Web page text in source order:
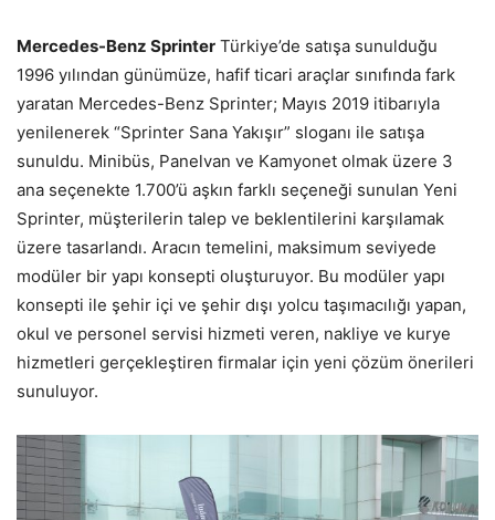
Mercedes-Benz Sprinter Türkiye’de satışa sunulduğu
1996 yılından günümüze, hafif ticari araçlar sınıfında fark
yaratan Mercedes-Benz Sprinter; Mayıs 2019 itibarıyla
yenilenerek “Sprinter Sana Yakışır” sloganı ile satışa
sunuldu. Minibüs, Panelvan ve Kamyonet olmak üzere 3
ana seçenekte 1.700’ü aşkın farklı seçeneği sunulan Yeni
Sprinter, müşterilerin talep ve beklentilerini karşılamak
üzere tasarlandı. Aracın temelini, maksimum seviyede
modüler bir yapı konsepti oluşturuyor. Bu modüler yapı
konsepti ile şehir içi ve şehir dışı yolcu taşımacılığı yapan,
okul ve personel servisi hizmeti veren, nakliye ve kurye
hizmetleri gerçekleştiren firmalar için yeni çözüm önerileri
sunuluyor.